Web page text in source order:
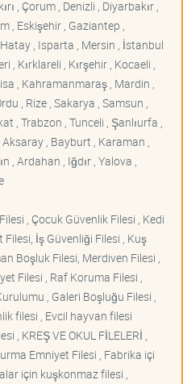
, Çorum , Denizli , Diyarbakır ,
, Eskişehir , Gaziantep ,
, Isparta , Mersin , İstanbul
, Kırklareli , Kırşehir , Kocaeli ,
, Kahramanmaraş , Mardin ,
, Rize , Sakarya , Samsun ,
, Trabzon , Tunceli , Şanlıurfa ,
, Bayburt , Karaman ,
, Ardahan , Iğdır , Yalova ,
, Çocuk Güvenlik Filesi , Kedi
İş Güvenliği Filesi , Kuş
Boşluk Filesi, Merdiven Filesi ,
Filesi , Raf Koruma Filesi ,
, Galeri Boşluğu Filesi ,
filesi , Evcil hayvan filesi
, KREŞ VE OKUL FİLELERİ ,
Emniyet Filesi , Fabrika içi
için kuşkonmaz filesi ,